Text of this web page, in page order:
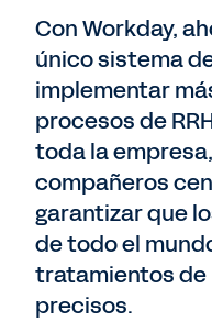
Con Workday,
único sistema
implementar
procesos de
toda la
compañeros
garantizar que
de todo el
tratamientos
precisos.